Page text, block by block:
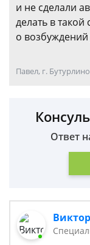
и не сделали
делать в такой
о возбуждений
Павел, г.
Ответ